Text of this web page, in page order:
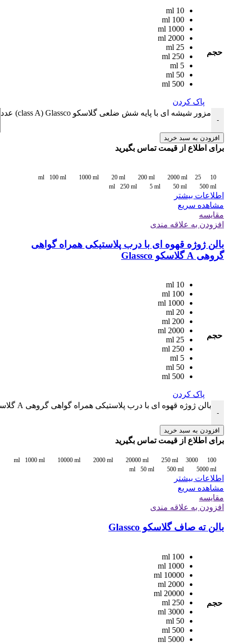
حجم
10 ml
100 ml
1000 ml
2000 ml
25 ml
250 ml
5 ml
50 ml
500 ml
پاک کردن
-
مزور شیشه ای با پایه شش ضلعی گلاسکو class A) Glassco) عدد
افزودن به سبد خرید
برای اطلاع از قیمت تماس بگیرید
10 ml
100 ml 1000 ml 20 ml 200 ml 2000 ml
25
ml
250 ml 5 ml 50 ml 500 ml
اطلاعات بیشتر
مشاهده سریع
مقایسه
افزودن به علاقه مندی
بالن ژوژه قهوه ای با درب پلاستیکی همراه گواهی
گروهی A گلاسکو Glassco
حجم
10 ml
100 ml
1000 ml
20 ml
200 ml
2000 ml
25 ml
250 ml
5 ml
50 ml
500 ml
پاک کردن
-
بالن ژوژه قهوه ای با درب پلاستیکی همراه گواهی گروهی A گلاسکو Glassco عدد
افزودن به سبد خرید
برای اطلاع از قیمت تماس بگیرید
100 ml
1000 ml 10000 ml 2000 ml 20000 ml 250 ml
3000
ml
50 ml 500 ml 5000 ml
اطلاعات بیشتر
مشاهده سریع
مقایسه
افزودن به علاقه مندی
بالن ته صاف گلاسکو Glassco
حجم
100 ml
1000 ml
10000 ml
2000 ml
20000 ml
250 ml
3000 ml
50 ml
500 ml
5000 ml